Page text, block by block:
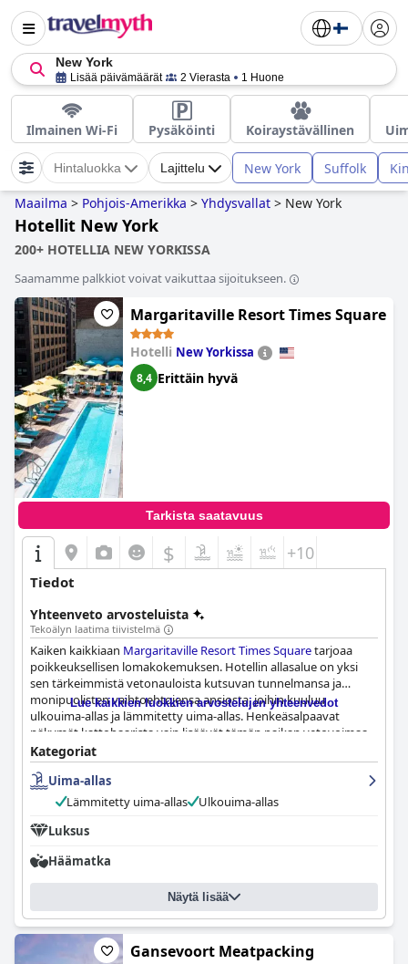
New York
Lisää päivämäärät 2 Vierasta 1 Huone
Ilmainen Wi-Fi Pysäköinti Koiraystävällinen
Hintaluokka Lajittelu New York Suffolk
Maailma > Pohjois-Amerikka > Yhdysvallat > New York
Hotellit New York
200+ HOTELLIA NEW YORKISSA
Saamamme palkkiot voivat vaikuttaa sijoitukseen.
Margaritaville Resort Times Square
Hotelli New Yorkissa
8,4 Erittäin hyvä
Tarkista saatavuus
$ +10
Tiedot
Yhteenveto arvosteluista
Tekoälyn laatima tiivistelmä
Kaiken kaikkiaan Margaritaville Resort Times Squaretarjoaa
poikkeuksellisen lomakokemuksen. Hotellin allasalue on yksi
sen tärkeimmistä vetonauloista kutsuvan tunnelmansa ja
monipuolisten vaihtoehtojensa ansiosta, joihin kuuluu
ulkouima-allas ja lämmitetty uima-allas. Henkeäsalpaavat
näkymät kattobaarista vain lisäävät tämän paikan vetovoimaa.
Vaikka pääsy altaalle saattaa olla rajoitettua, vieraat voivat silti
nauttia virkistävästä uinnista silloin kun se on mahdollista.
Kaiken kaikkiaan vieraat suosittelevat tätä lomakeskusta
lämpimästi ikimuistoiseen lomaan.
Lue kaikkien luokkien arvostelujen yhteenvedot
Kategoriat
Uima-allas
Lämmitetty uima-allas
Ulkouima-allas
Luksus
Häämatka
Näytä lisää
Gansevoort Meatpacking